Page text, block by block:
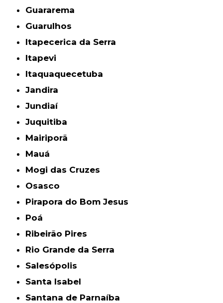
Guararema
Guarulhos
Itapecerica da Serra
Itapevi
Itaquaquecetuba
Jandira
Jundiaí
Juquitiba
Mairiporã
Mauá
Mogi das Cruzes
Osasco
Pirapora do Bom Jesus
Poá
Ribeirão Pires
Rio Grande da Serra
Salesópolis
Santa Isabel
Santana de Parnaíba